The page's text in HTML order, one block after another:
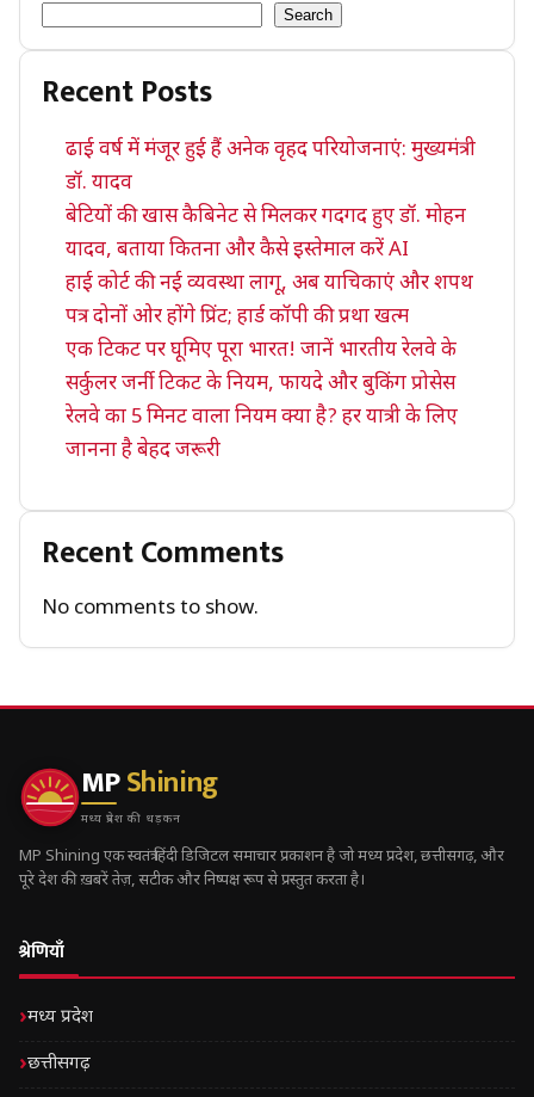
Search
Recent Posts
ढाई वर्ष में मंजूर हुई हैं अनेक वृहद परियोजनाएं: मुख्यमंत्री
डॉ. यादव
बेटियों की खास कैबिनेट से मिलकर गदगद हुए डॉ. मोहन
यादव, बताया कितना और कैसे इस्तेमाल करें AI
हाई कोर्ट की नई व्यवस्था लागू, अब याचिकाएं और शपथ
पत्र दोनों ओर होंगे प्रिंट; हार्ड कॉपी की प्रथा खत्म
एक टिकट पर घूमिए पूरा भारत! जानें भारतीय रेलवे के
सर्कुलर जर्नी टिकट के नियम, फायदे और बुकिंग प्रोसेस
रेलवे का 5 मिनट वाला नियम क्या है? हर यात्री के लिए
जानना है बेहद जरूरी
Recent Comments
No comments to show.
MPShining
मध्य प्रदेश की धड़कन
MP Shining एक स्वतंत्र हिंदी डिजिटल समाचार प्रकाशन है जो मध्य प्रदेश, छत्तीसगढ़, और
पूरे देश की ख़बरें तेज़, सटीक और निष्पक्ष रूप से प्रस्तुत करता है।
श्रेणियाँ
मध्य प्रदेश
छत्तीसगढ़